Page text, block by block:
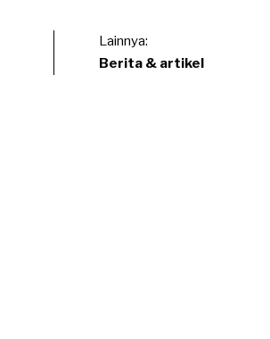
Lainnya:
Berita & artikel